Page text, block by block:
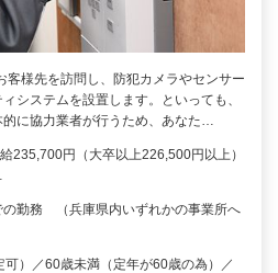
客様先を訪問し、防犯カメラやセンサー
システムを設置します。といっても、
に協力業者が行うため、あなた…
235,700円（大卒以上226,500円以上）
の勤務 （兵庫県内いずれかの事業所へ
可）／60歳未満（定年が60歳の為）／